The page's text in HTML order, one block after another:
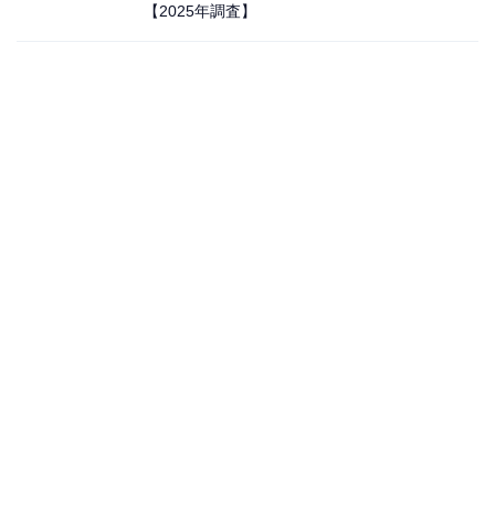
【2025年調査】